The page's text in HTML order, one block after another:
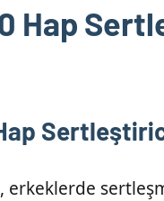
Hap
, erkeklerde